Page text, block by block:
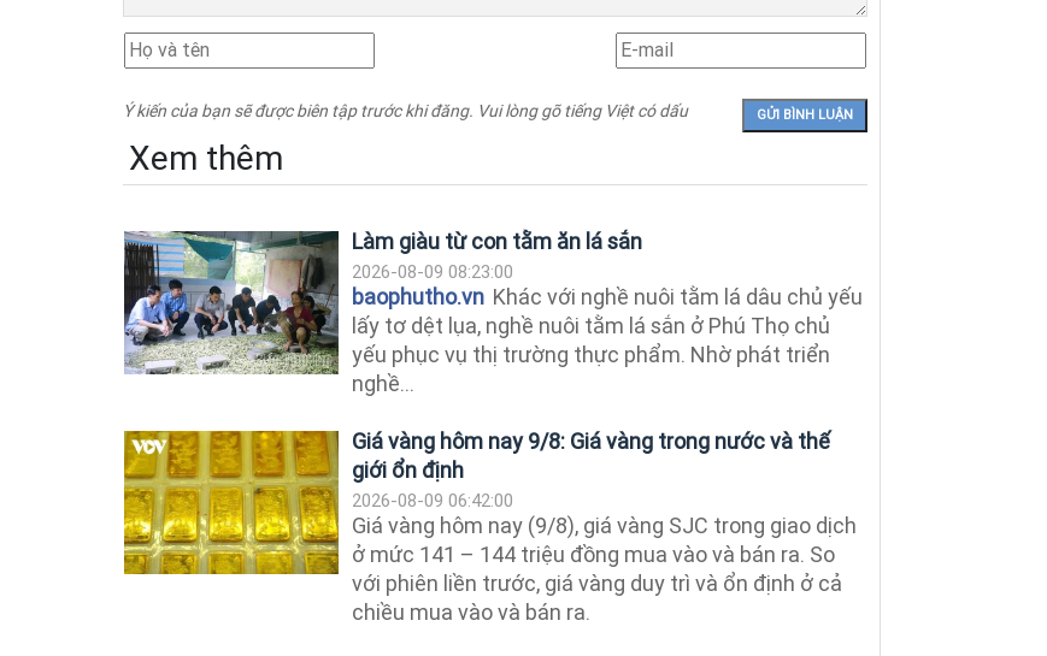
Ý kiến của bạn sẽ được biên tập trước khi đăng. Vui lòng gõ tiếng Việt có dấu
Xem thêm
Làm giàu từ con tằm ăn lá sắn
2026-08-09 08:23:00
baophutho.vn Khác với nghề nuôi tằm lá dâu chủ yếu
lấy tơ dệt lụa, nghề nuôi tằm lá sắn ở Phú Thọ chủ
yếu phục vụ thị trường thực phẩm. Nhờ phát triển
nghề...
Giá vàng hôm nay 9/8: Giá vàng trong nước và thế
giới ổn định
2026-08-09 06:42:00
Giá vàng hôm nay (9/8), giá vàng SJC trong giao dịch
ở mức 141 – 144 triệu đồng mua vào và bán ra. So
với phiên liền trước, giá vàng duy trì và ổn định ở cả
chiều mua vào và bán ra.